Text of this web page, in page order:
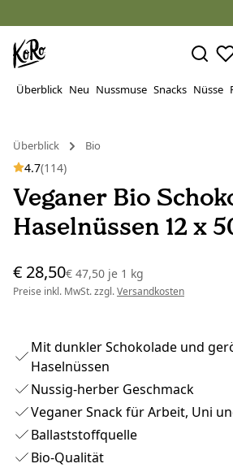
Überblick Neu Nussmuse Snacks Nüsse
Überblick
Bio
4.7(114)
Veganer Bio
Haselnüssen 12 x
€ 28,50€ 47,50 je 1 kg
Preise inkl. MwSt. zzgl.Versandkosten
Mit dunkler Schokolade und
Haselnüssen
Nussig-herber Geschmack
Veganer Snack für Arbeit, Uni
Ballaststoffquelle
Bio-Qualität